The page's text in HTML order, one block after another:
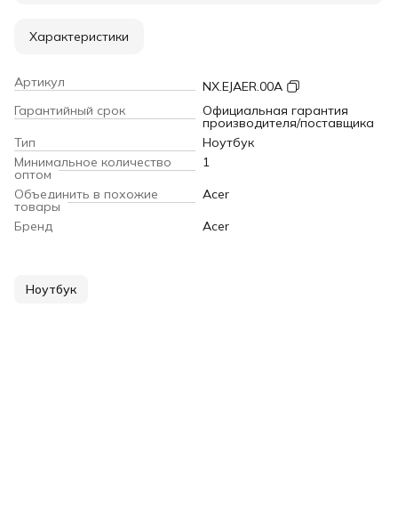
Характеристики
Артикул
NX.EJAER.00A
Гарантийный срок
Официальная гарантия
производителя/поставщика
Тип
Ноутбук
Минимальное количество
оптом
1
Объединить в похожие
товары
Acer
Бренд
Acer
Ноутбук